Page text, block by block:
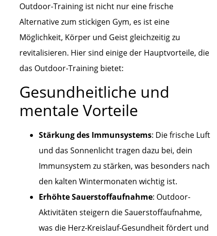
Outdoor-Training ist nicht nur eine frische
Alternative zum stickigen Gym, es ist eine
Möglichkeit, Körper und Geist gleichzeitig zu
revitalisieren. Hier sind einige der Hauptvorteile, die
das Outdoor-Training bietet:
Gesundheitliche und
mentale Vorteile
Stärkung des Immunsystems: Die frische Luft
und das Sonnenlicht tragen dazu bei, dein
Immunsystem zu stärken, was besonders nach
den kalten Wintermonaten wichtig ist.
Erhöhte Sauerstoffaufnahme: Outdoor-
Aktivitäten steigern die Sauerstoffaufnahme,
was die Herz-Kreislauf-Gesundheit fördert und